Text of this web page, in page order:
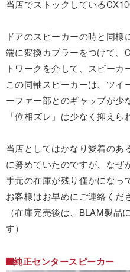
当店でストックしている
ドアのスピーカーの時と同
端に変換カプラーをつけて、
トワークを介して、スピーカ
この同軸スピーカーは、ツイ
ーファー部とのギャップが少
「位相ズレ」は少なく抑えら
当店としてはかなり愛着のあ
に努めていたのですが、なぜ
手元の在庫が残り僅かになっ
お客様はお早めにご連絡くだ
（在庫完売後は、BLAM製品
す）
純正センタースピーカー